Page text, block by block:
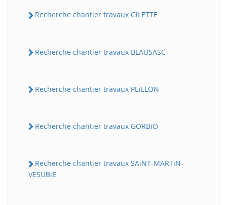
Recherche chantier travaux GiLETTE
Recherche chantier travaux BLAUSASC
Recherche chantier travaux PEiLLON
Recherche chantier travaux GORBiO
Recherche chantier travaux SAiNT-MARTiN-
VESUBiE